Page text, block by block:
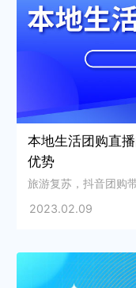
本地生活团购直
优势
旅游复苏，抖音团购
2023.02.09